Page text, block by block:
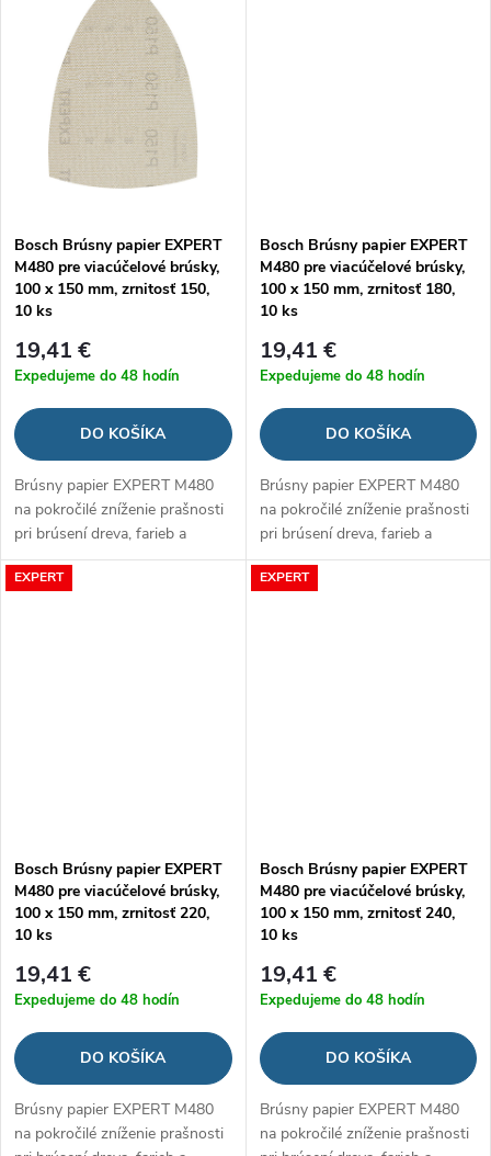
Bosch Brúsny papier EXPERT
M480 pre viacúčelové brúsky,
100 x 150 mm, zrnitosť 150,
10 ks
19,41 €
Expedujeme do 48 hodín
DO KOŠÍKA
Brúsny papier EXPERT M480
na pokročilé zníženie prašnosti
pri brúsení dreva, farieb a
sadrokartónu
Bosch Brúsny papier EXPERT
M480 pre viacúčelové brúsky,
100 x 150 mm, zrnitosť 180,
10 ks
19,41 €
Expedujeme do 48 hodín
DO KOŠÍKA
Brúsny papier EXPERT M480
na pokročilé zníženie prašnosti
pri brúsení dreva, farieb a
sadrokartónu
EXPERT
Bosch Brúsny papier EXPERT
M480 pre viacúčelové brúsky,
100 x 150 mm, zrnitosť 220,
10 ks
19,41 €
Expedujeme do 48 hodín
DO KOŠÍKA
Brúsny papier EXPERT M480
na pokročilé zníženie prašnosti
EXPERT
Bosch Brúsny papier EXPERT
M480 pre viacúčelové brúsky,
100 x 150 mm, zrnitosť 240,
10 ks
19,41 €
Expedujeme do 48 hodín
DO KOŠÍKA
Brúsny papier EXPERT M480
na pokročilé zníženie prašnosti